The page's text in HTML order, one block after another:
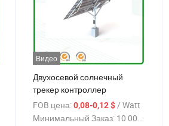
Видео
Двухосевой солнечный
трекер контроллер
FOB цена: 0,08-0,12 $/ Watt
Минимальный Заказ: 10 000 Watt